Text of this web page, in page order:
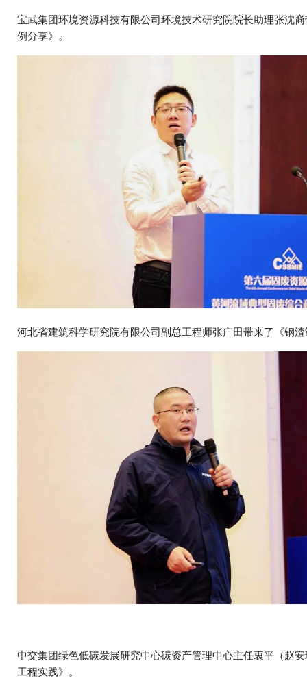
宝武集团环境资源科技有限公司环境技术研究院院长助理张沈
例分享》。
河北省建筑科学研究院有限公司副总工程师张广田带来了《钢
中交集团绿色低碳发展研究中心碳资产管理中心主任衷平（赵
工程实践》。